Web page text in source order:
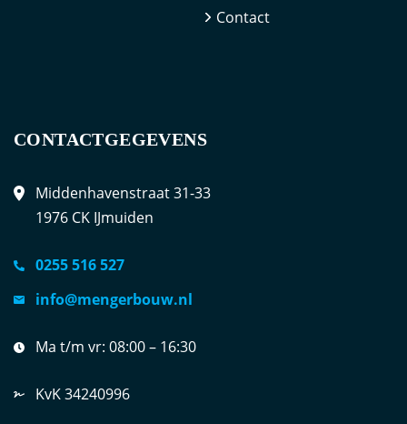
Contact
CONTACTGEGEVENS
Middenhavenstraat 31-33
1976 CK IJmuiden
0255 516 527
info@mengerbouw.nl
Ma t/m vr: 08:00 – 16:30
KvK 34240996